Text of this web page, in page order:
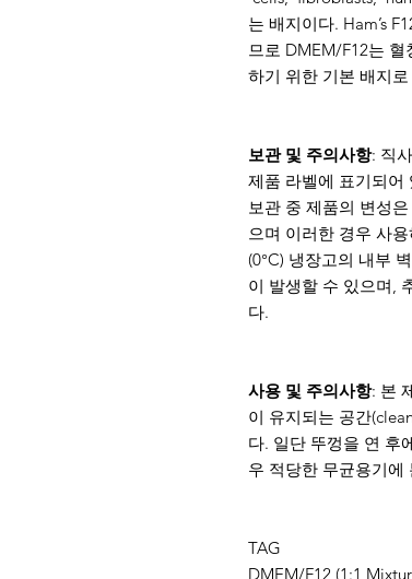
는 배지이다. Ham’s
므로 DMEM/F12는
하기 위한 기본 배지
보관 및 주의사항: 직
제품 라벨에 표기되어
보관 중 제품의 변성
으며 이러한 경우 사
(0°C) 냉장고의 내부
이 발생할 수 있으며,
다.
사용 및 주의사항: 본
이 유지되는 공간
다. 일단 뚜껑을 연 후
우 적당한 무균용기에
TAG
DMEM/F12 (1:1